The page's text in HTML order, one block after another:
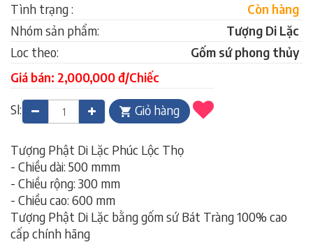
Tình trạng :
Còn hàng
Nhóm sản phẩm:
Tượng Di Lặc
Loc theo:
Gốm sứ phong thủy
Giá bán: 2,000,000 đ/Chiếc
Sl:
Giỏ hàng
Tượng Phật Di Lặc Phúc Lộc Thọ
- Chiều dài: 500 mmm
- Chiều rộng: 300 mm
- Chiều cao: 600 mm
Tượng Phật Di Lặc bằng gốm sứ Bát Tràng 100% cao
cấp chính hãng